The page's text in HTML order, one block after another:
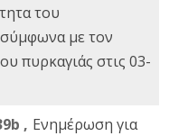
του
με τον
πυρκαγιάς στις 03-
, Ενημέρωση για